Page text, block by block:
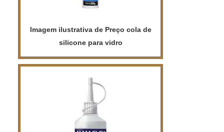
Imagem ilustrativa de Preço cola de
silicone para vidro